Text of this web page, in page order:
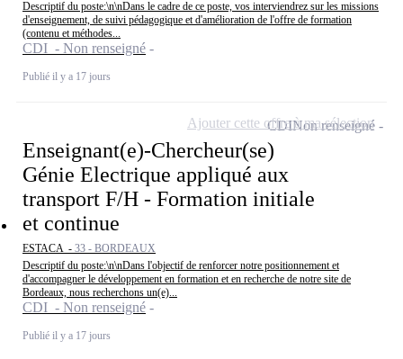
Descriptif du poste:\n\nDans le cadre de ce poste, vos interviendrez sur les missions
d'enseignement, de suivi pédagogique et d'amélioration de l'offre de formation
(contenu et méthodes...
CDI - Non renseigné
Publié il y a 17 jours
Enseignant(e)-Chercheur(se)
Génie Electrique appliqué aux
transport F/H - Formation initiale
et continue
ESTACA - 33 - BORDEAUX
Descriptif du poste:\n\nDans l'objectif de renforcer notre positionnement et
d'accompagner le développement en formation et en recherche de notre site de
Bordeaux, nous recherchons un(e)...
CDI - Non renseigné
Publié il y a 17 jours
CDINon renseigné
Ajouter cette offre à ma sélection